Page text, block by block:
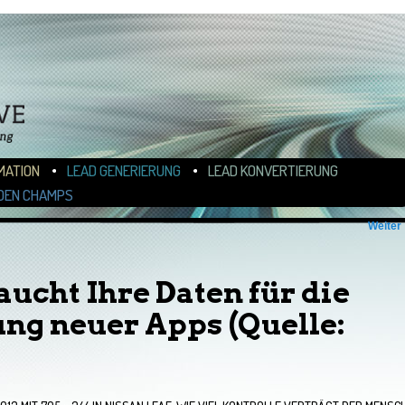
WECHSELNLEAD GENERIERUNG
LEAD KONVERTIERUNG
CHAMPS
Ihre Daten für die
neuer Apps (Quelle: